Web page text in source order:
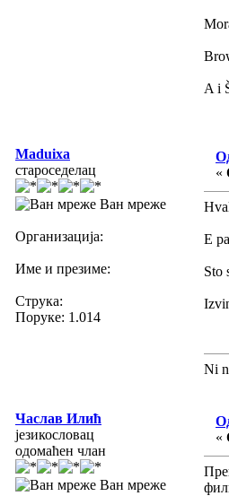
A i
Maduixa
староседелац
Ван мреже
Организација:
Име и презиме:
Струка:
Поруке: 1.014
«
E
Sto
Ni
Часлав Илић
језикословац
одомаћен члан
Ван мреже
«